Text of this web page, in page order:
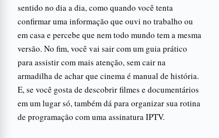
sentido no dia a dia, como quando você tenta
confirmar uma informação que ouvi no trabalho ou
em casa e percebe que nem todo mundo tem a mesma
versão. No fim, você vai sair com um guia prático
para assistir com mais atenção, sem cair na
armadilha de achar que cinema é manual de história.
E, se você gosta de descobrir filmes e documentários
em um lugar só, também dá para organizar sua rotina
de programação com uma assinatura IPTV.